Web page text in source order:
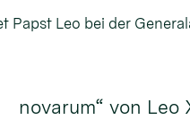
Papst Leo bei der
novarum“ von Leo